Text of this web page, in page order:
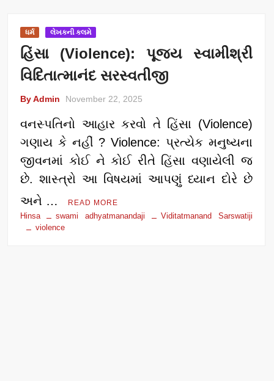
ધર્મ લેખકની કલમે
હિંસા (Violence): પૂજય સ્વામીશ્રી
વિદિતાત્માનંદ સરસ્વતીજી
By Admin November 22, 2025
વનસ્પતિનો આહાર કરવો તે હિંસા (Violence)
ગણાય કે નહીં ? Violence: પ્રત્યેક મનુષ્યના
જીવનમાં કોઈ ને કોઈ રીતે હિંસા વણાયેલી જ
છે. શાસ્ત્રો આ વિષયમાં આપણું ધ્યાન દોરે છે
અને …
READ MORE
Hinsa swami adhyatmanandaji
Viditatmanand Sarswatiji
violence